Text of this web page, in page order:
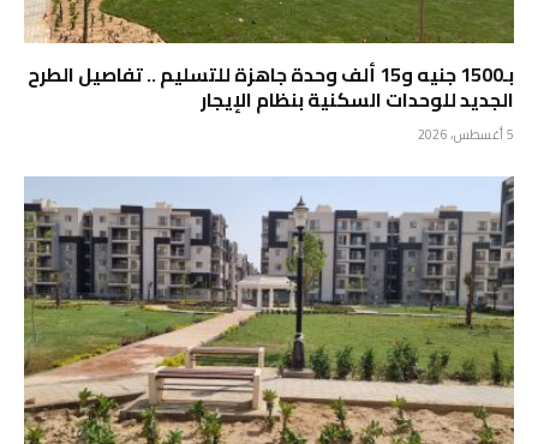
بـ1500 جنيه و15 ألف وحدة جاهزة للتسليم .. تفاصيل الطرح
الجديد للوحدات السكنية بنظام الإيجار
5 أغسطس، 2026